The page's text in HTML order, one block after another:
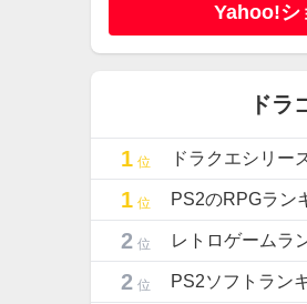
Yahoo!シ
ド
1 位 ドラクエシリー
1 位 PS2のRPGラン
2 位 レトロゲームラ
2 位 PS2ソフトラン